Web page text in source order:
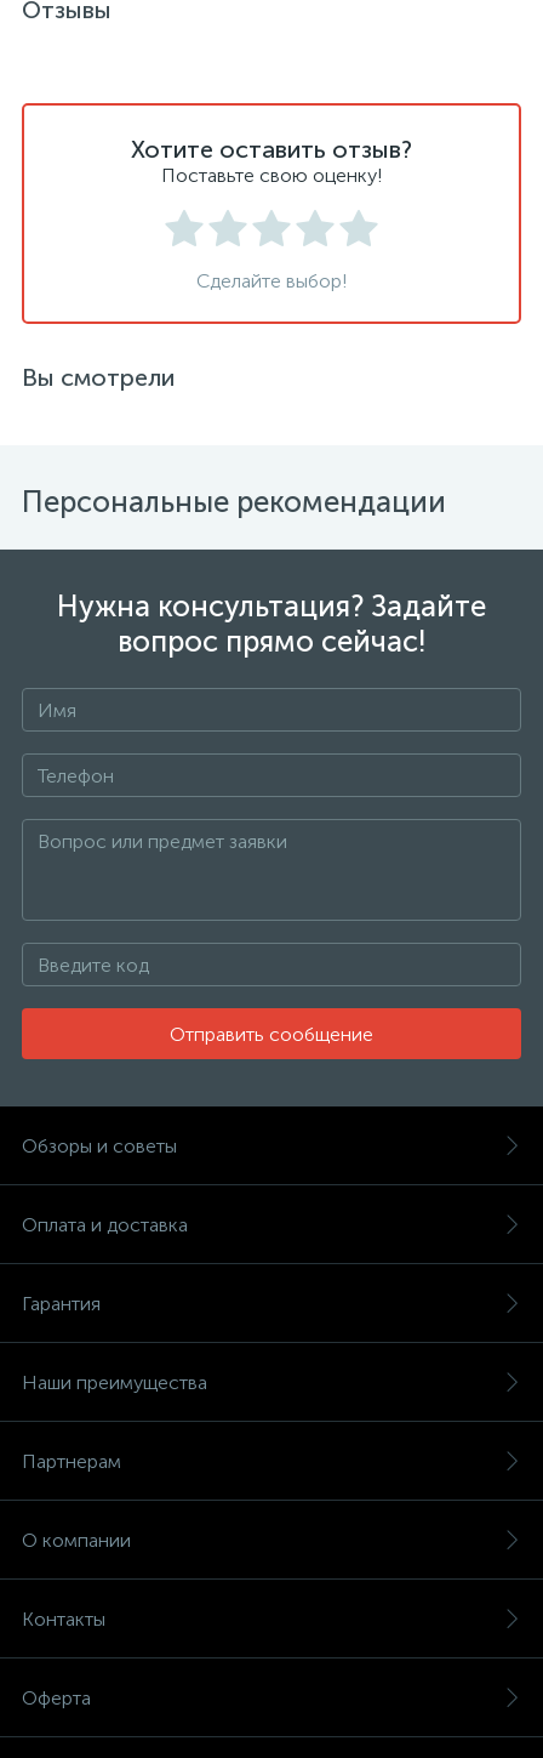
Отзывы
Хотите оставить отзыв?
Поставьте свою оценку!
Сделайте выбор!
Вы смотрели
Персональные рекомендации
Нужна консультация? Задайте
вопрос прямо сейчас!
Отправить сообщение
Обзоры и советы
Оплата и доставка
Гарантия
Наши преимущества
Партнерам
О компании
Контакты
Оферта